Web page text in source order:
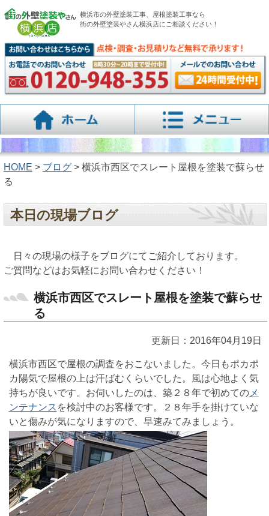
横浜市の外壁塗装工事、屋根塗装工事なら
街の外壁塗装やさん横浜店にご相談ください！
HOME > ブログ> 横浜市西区でスレート屋根を塗装で蘇らせ
る
本日の現場ブログ
日々の現場の様子をブログにてご紹介しております。
ご質問などはお気軽にお問い合わせください！
横浜市西区でスレート屋根を塗装で蘇らせ
る
更新日：2016年04月19日
横浜市西区で屋根の調査をおこないました。今日もポカポ
カ陽気で屋根の上は汗ばむくらいでした。風は心地よく気
持ちが良いです。お伺いしたのは、築２８年で初めてのメ
ンテナンス を検討中のお客様です。２８年手を掛けていな
いと傷みが気になりますので、早速みてみましょう。